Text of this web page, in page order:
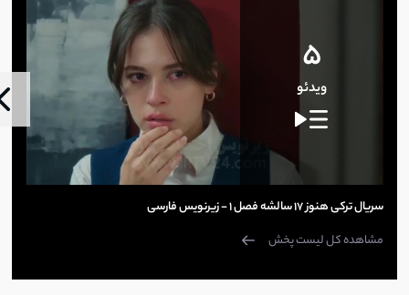
5
ویدئو
سریال ترکی هنوز 17 سالشه فصل 1 - زیرنویس فارسی
مشاهده کل لیست پخش